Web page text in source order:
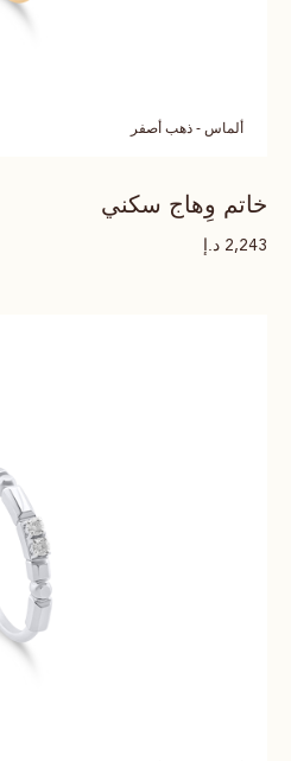
ألماس - ذهب أصفر
خاتم وِهاج سكني
2,243 د.إ